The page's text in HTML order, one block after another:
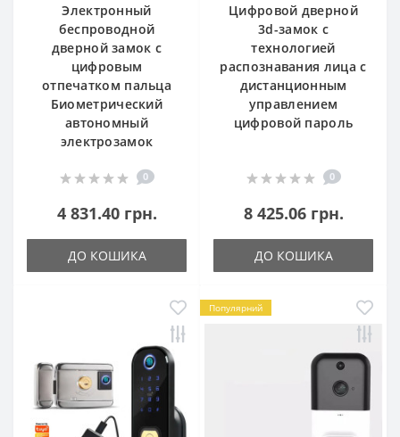
Электронный
беспроводной
дверной замок с
цифровым
отпечатком пальца
Биометрический
автономный
электрозамок
0
4 831.40 грн.
ДО КОШИКА
Цифровой дверной
3d-замок с
технологией
распознавания лица с
дистанционным
управлением
цифровой пароль
0
8 425.06 грн.
ДО КОШИКА
Популярний